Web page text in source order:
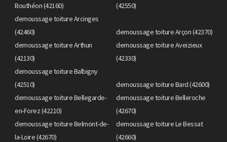
Bouthéon (42160)
(42550)
demoussage toiture Arcinges
(42460)
demoussage toiture Arçon (42370)
demoussage toiture Arthun
(42130)
demoussage toiture Aveizieux
(42330)
demoussage toiture Balbigny
(42510)
demoussage toiture Bard (42600)
demoussage toiture Bellegarde-
en-Forez (42210)
demoussage toiture Belleroche
(42670)
demoussage toiture Belmont-de-
la-Loire (42670)
demoussage toiture Le Bessat
(42660)